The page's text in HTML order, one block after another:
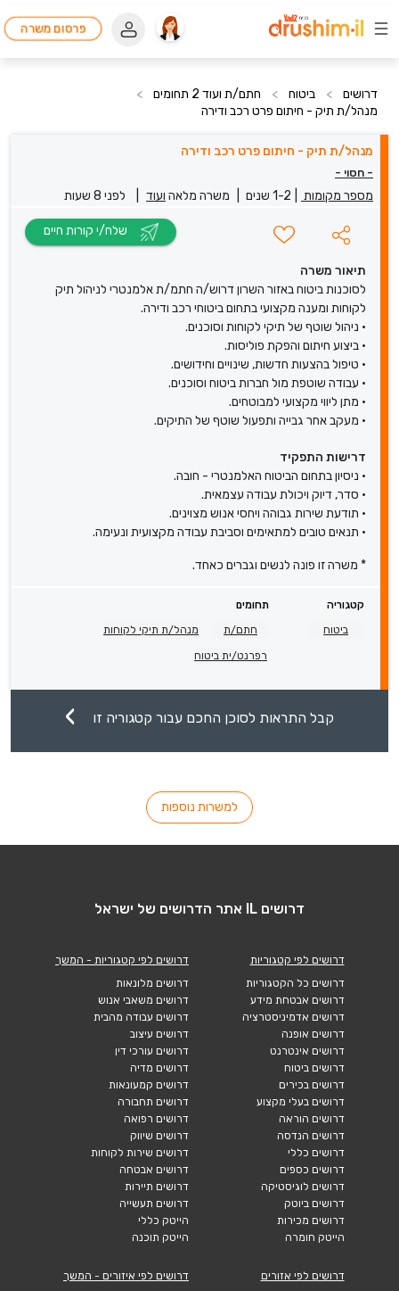
פרסום משרה
דרושים > ביטוח > חתם/ת ועוד 2 תחומים
>
מנהל/ת תיק - חיתום פרט רכב ודירה
מנהל/ת תיק - חיתום פרט רכב ודירה
- חסוי -
מספר מקומות 1-2 שנים משרה מלאה ועוד לפני 8 שעות
תיאור משרה
לסוכנות ביטוח באזור השרון דרוש/ה חתמ/ת אלמנטרי לניהול תיק
לקוחות ומענה מקצועי בתחום ביטוחי רכב ודירה.
• ניהול שוטף של תיקי לקוחות וסוכנים.
• ביצוע חיתום והפקת פוליסות.
• טיפול בהצעות חדשות, שינויים וחידושים.
• עבודה שוטפת מול חברות ביטוח וסוכנים.
• מתן ליווי מקצועי למבוטחים.
• מעקב אחר גבייה ותפעול שוטף של התיקים.
דרישות התפקיד
• ניסיון בתחום הביטוח האלמנטרי - חובה.
• סדר, דיוק ויכולת עבודה עצמאית.
• תודעת שירות גבוהה ויחסי אנוש מצוינים.
• תנאים טובים למתאימים וסביבת עבודה מקצועית ונעימה.
* משרה זו פונה לנשים וגברים כאחד.
קטגוריה
תחומים
ביטוח
חתם/ת מנהל/ת תיקי לקוחות
רפרנט/ית ביטוח
קבל התראות לסוכן החכם עבור קטגוריה זו
למשרות נוספות
דרושים IL אתר הדרושים של ישראל
דרושים לפי קטגוריות
דרושים כל הקטגוריות
דרושים אבטחת מידע
דרושים אדמיניסטרציה
דרושים אופנה
דרושים אינטרנט
דרושים ביטוח
דרושים בכירים
דרושים בעלי מקצוע
דרושים הוראה
דרושים הנדסה
דרושים כללי
דרושים כספים
דרושים לוגיסטיקה
דרושים ביוטק
דרושים מכירות
הייטק חומרה
דרושים לפי קטגוריות - המשך
דרושים מלונאות
דרושים משאבי אנוש
דרושים עבודה מהבית
דרושים עיצוב
דרושים עורכי דין
דרושים מדיה
דרושים קמעונאות
דרושים תחבורה
דרושים רפואה
דרושים שיווק
דרושים שירות לקוחות
דרושים אבטחה
דרושים תיירות
דרושים תעשייה
הייטק כללי
הייטק תוכנה
דרושים לפי אזורים
דרושים לפי איזורים - המשך